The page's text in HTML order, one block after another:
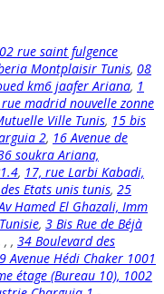
02 rue saint fulgence
Montplaisir Tunis, 08
km6 jaafer Ariana, 1
rue madrid nouvelle zonne
Ville Tunis, 15 bis
2, 16 Avenue de
soukra Ariana,
, 17, rue Larbi Kabadi,
Etats unis tunis, 25
Hamed El Ghazali, Imm
, 3 Bis Rue de Béjà
, , 34 Boulevard des
Avenue Hédi Chaker 1001
étage (Bureau 10), 1002